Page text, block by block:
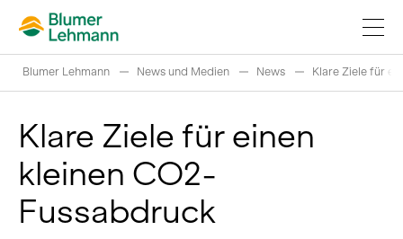
Bauprojekte realisieren
Produkte kaufen
Blumer Lehmann News und Medien News Klare Ziele für
Klare Ziele für einen
kleinen CO2-
Fussabdruck